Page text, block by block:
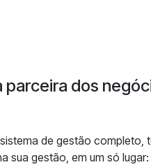
parceira dos
de gestão completo,
sua gestão, em um só lugar: